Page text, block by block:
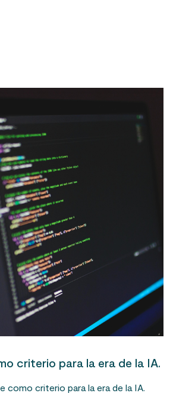
criterio para la era de la IA.
como criterio para la era de la IA.